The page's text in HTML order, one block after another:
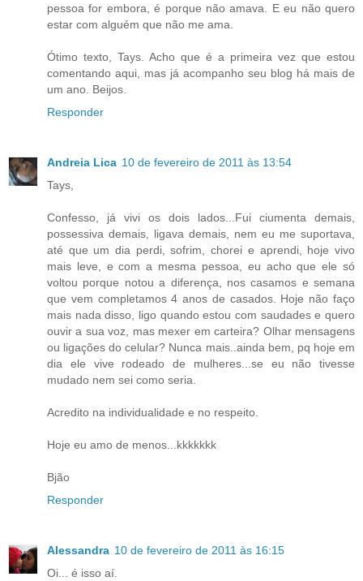
pessoa for embora, é porque não amava. E eu não quero
estar com alguém que não me ama.
Ótimo texto, Tays. Acho que é a primeira vez que estou
comentando aqui, mas já acompanho seu blog há mais de
um ano. Beijos.
Responder
Andreia Lica 10 de fevereiro de 2011 às 13:54
Tays,
Confesso, já vivi os dois lados...Fui ciumenta demais,
possessiva demais, ligava demais, nem eu me suportava,
até que um dia perdi, sofrim, chorei e aprendi, hoje vivo
mais leve, e com a mesma pessoa, eu acho que ele só
voltou porque notou a diferença, nos casamos e semana
que vem completamos 4 anos de casados. Hoje não faço
mais nada disso, ligo quando estou com saudades e quero
ouvir a sua voz, mas mexer em carteira? Olhar mensagens
ou ligações do celular? Nunca mais..ainda bem, pq hoje em
dia ele vive rodeado de mulheres...se eu não tivesse
mudado nem sei como seria.
Acredito na individualidade e no respeito.
Hoje eu amo de menos...kkkkkkk
Bjão
Responder
Alessandra 10 de fevereiro de 2011 às 16:15
Oi... é isso aí.